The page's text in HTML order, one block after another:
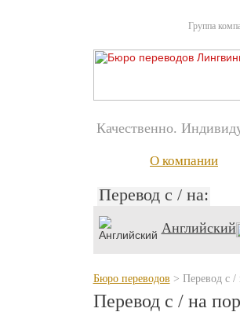
Группа
Качественно.
О компании
Перевод с / на:
Английский
Бюро переводов > Перевод с /
Перевод с / на